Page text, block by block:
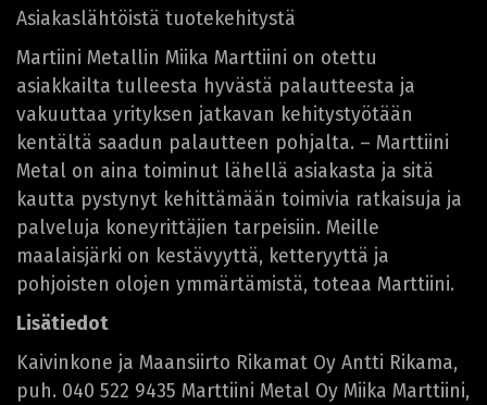
Asiakaslähtöistä tuotekehitystä
Martiini Metallin Miika Marttiini on otettu
asiakkailta tulleesta hyvästä palautteesta ja
vakuuttaa yrityksen jatkavan kehitystyötään
kentältä saadun palautteen pohjalta. – Marttiini
Metal on aina toiminut lähellä asiakasta ja sitä
kautta pystynyt kehittämään toimivia ratkaisuja ja
palveluja koneyrittäjien tarpeisiin. Meille
maalaisjärki on kestävyyttä, ketteryyttä ja
pohjoisten olojen ymmärtämistä, toteaa Marttiini.
Lisätiedot
Kaivinkone ja Maansiirto Rikamat Oy Antti Rikama,
puh. 040 522 9435 Marttiini Metal Oy Miika Marttiini,